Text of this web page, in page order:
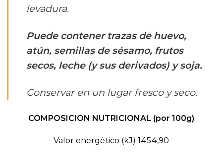
levadura.
Puede contener trazas de huevo,
atún, semillas de sésamo, frutos
secos, leche (y sus derivados) y soja.
Conservar en un lugar fresco y seco.
COMPOSICION NUTRICIONAL (por 100g)
Valor energético (kJ) 1454,90